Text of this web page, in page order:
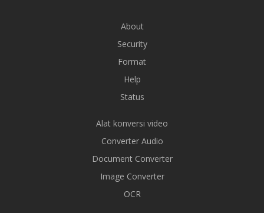
About
Security
Format
Help
Status
Alat konversi video
Converter Audio
Document Converter
Image Converter
OCR